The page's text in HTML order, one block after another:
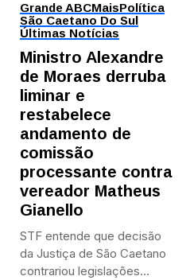
Grande ABCMaisPolítica
São Caetano Do Sul
Últimas Notícias
Ministro Alexandre
de Moraes derruba
liminar e
restabelece
andamento de
comissão
processante contra
vereador Matheus
Gianello
STF entende que decisão
da Justiça de São Caetano
contrariou legislações